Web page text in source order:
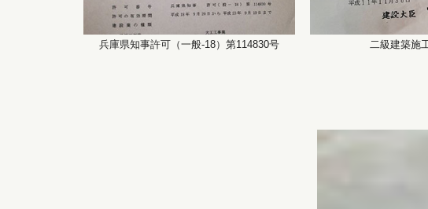
兵庫県知事許可（一般-18）第114830号 二級建築施